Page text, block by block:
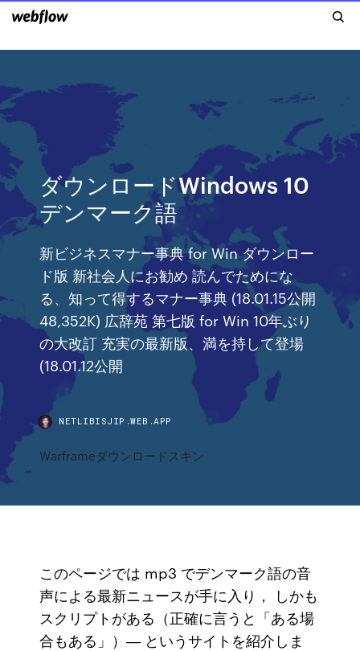
ダウンロードWindows 10
デンマーク語
新ビジネスマナー事典 for Win ダウンロー
ド版 新社会人にお勧め 読んでためにな
る、知って得するマナー事典 (18.01.15公開
48,352K) 広辞苑 第七版 for Win 10年ぶり
の大改訂 充実の最新版、満を持して登場
(18.01.12公開
NETLIBISJIP.WEB.APP
Warframeダウンロードスキン
このページでは mp3 でデンマーク語の音
声による最新ニュースが手に入り， しかも
スクリプトがある（正確に言うと「ある場
合もある」）― というサイトを紹介しま